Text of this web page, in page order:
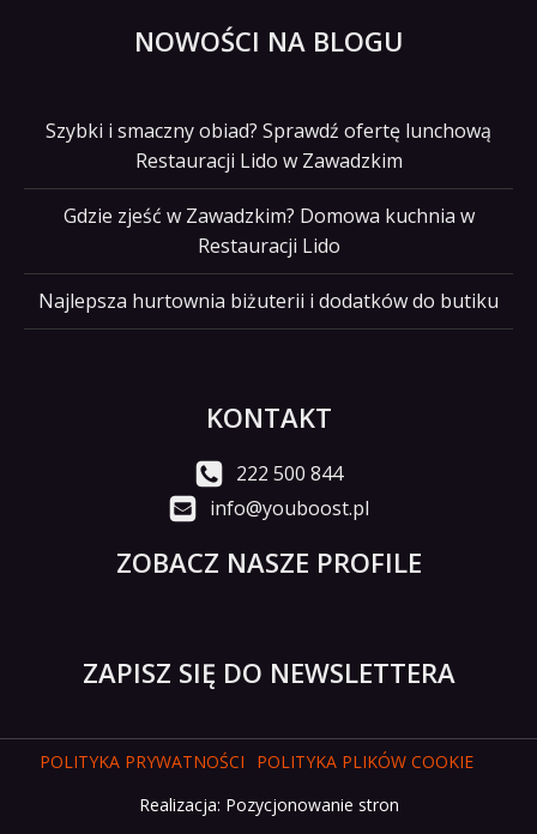
NOWOŚCI NA BLOGU
Szybki i smaczny obiad? Sprawdź ofertę lunchową
Restauracji Lido w Zawadzkim
Gdzie zjeść w Zawadzkim? Domowa kuchnia w
Restauracji Lido
Najlepsza hurtownia biżuterii i dodatków do butiku
KONTAKT
222 500 844
info@youboost.pl
ZOBACZ NASZE PROFILE
ZAPISZ SIĘ DO NEWSLETTERA
POLITYKA PRYWATNOŚCI
POLITYKA PLIKÓW COOKIE
Realizacja: Pozycjonowanie stron